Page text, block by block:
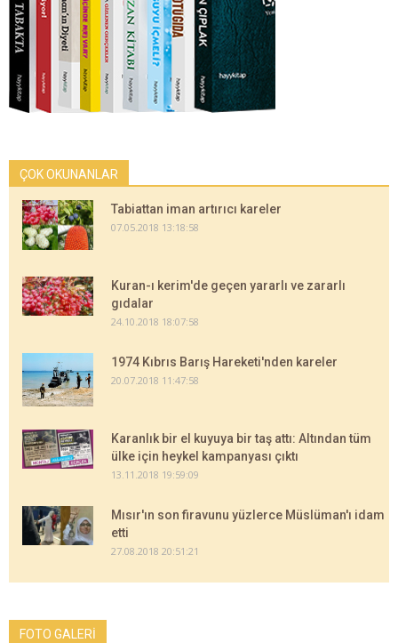
ÇOK OKUNANLAR
Tabiattan iman artırıcı kareler
07.05.2018 13:18:58
Kuran-ı kerim'de geçen yararlı ve zararlı
gıdalar
24.10.2018 18:07:58
1974 Kıbrıs Barış Hareketi'nden kareler
20.07.2018 11:47:58
Karanlık bir el kuyuya bir taş attı: Altından tüm
ülke için heykel kampanyası çıktı
13.11.2018 19:59:09
Mısır'ın son firavunu yüzlerce Müslüman'ı idam
etti
27.08.2018 20:51:21
FOTO GALERİ